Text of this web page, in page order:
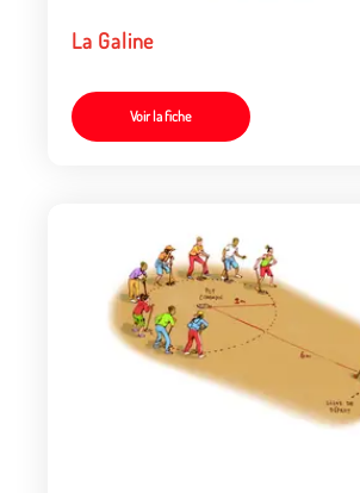
La Galine
Voir la fiche